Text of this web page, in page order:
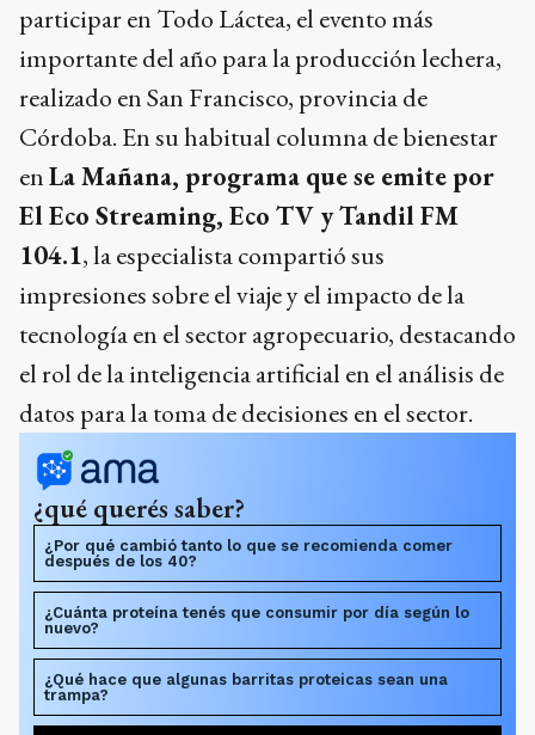
participar en Todo Láctea, el evento más
importante del año para la producción lechera,
realizado en San Francisco, provincia de
Córdoba. En su habitual columna de bienestar
enLa Mañana, programa que se emite por
El Eco Streaming, Eco TV y Tandil FM
104.1, la especialista compartió sus
impresiones sobre el viaje y el impacto de la
tecnología en el sector agropecuario, destacando
el rol de la inteligencia artificial en el análisis de
datos para la toma de decisiones en el sector.
¿qué querés saber?
¿Por qué cambió tanto lo que se recomienda comer
después de los 40?
¿Cuánta proteína tenés que consumir por día según lo
nuevo?
¿Qué hace que algunas barritas proteicas sean una
trampa?